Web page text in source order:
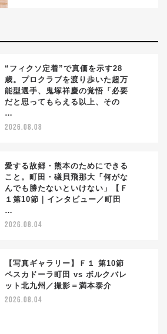
“フィクソ定着”で真価を示す28
歳。プロクラブを渡り歩いた超万
能型選手、鬼塚祥慶の覚悟「必要
だと思ってもらえる以上、その
…
2026.08.08
愛する故郷・熊本のためにできる
こと。町田・礒貝飛那大「何がな
んでも勝たないといけない」【Ｆ
１第10節｜インタビュー／町田
…
2026.08.04
【写真ギャラリー】Ｆ１ 第10節
ペスカドーラ町田 vs ボルクバレ
ット北九州／撮影＝満本泰介
2026.08.04